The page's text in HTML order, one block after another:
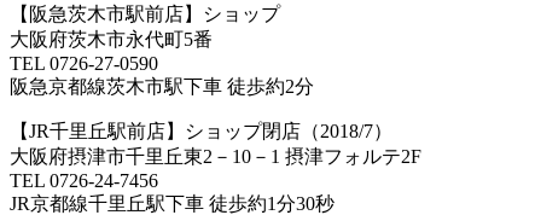
【阪急茨木市駅前店】ショップ
大阪府茨木市永代町5番
TEL 0726-27-0590
阪急京都線茨木市駅下車 徒歩約2分
【JR千里丘駅前店】ショップ閉店（2018/7）
大阪府摂津市千里丘東2－10－1 摂津フォルテ2F
TEL 0726-24-7456
JR京都線千里丘駅下車 徒歩約1分30秒